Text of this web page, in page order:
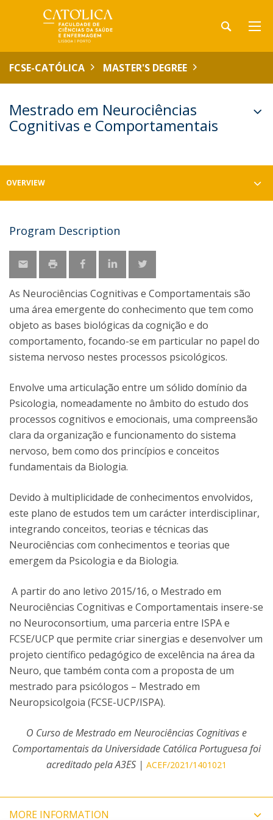
FCSE-CATÓLICA MASTER'S DEGREE
Mestrado em Neurociências
Cognitivas e Comportamentais
OVERVIEW
Program Description
As Neurociências Cognitivas e Comportamentais são
uma área emergente do conhecimento que tem como
objeto as bases biológicas da cognição e do
comportamento, focando-se em particular no papel do
sistema nervoso nestes processos psicológicos.
Envolve uma articulação entre um sólido domínio da
Psicologia, nomeadamente no âmbito do estudo dos
processos cognitivos e emocionais, uma compreensão
clara da organização e funcionamento do sistema
nervoso, bem como dos princípios e conceitos
fundamentais da Biologia.
Devido à multiplicidade de conhecimentos envolvidos,
este plano de estudos tem um carácter interdisciplinar,
integrando conceitos, teorias e técnicas das
Neurociências com conhecimentos e teorias que
emergem da Psicologia e da Biologia.
A partir do ano letivo 2015/16, o Mestrado em
Neurociências Cognitivas e Comportamentais insere-se
no Neuroconsortium, uma parceria entre ISPA e
FCSE/UCP que permite criar sinergias e desenvolver um
projeto científico pedagógico de excelência na área da
Neuro, que também conta com a proposta de um
mestrado para psicólogos – Mestrado em
Neuropsicolgoia (FCSE-UCP/ISPA).
O Curso de Mestrado em Neurociências Cognitivas e
Comportamentais da Universidade Católica Portuguesa foi
acreditado pela A3ES | ACEF/2021/1401021
MORE INFORMATION